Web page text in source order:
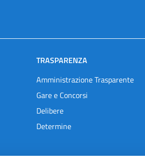
TRASPARENZA
Amministrazione Trasparente
Gare e Concorsi
Delibere
Determine